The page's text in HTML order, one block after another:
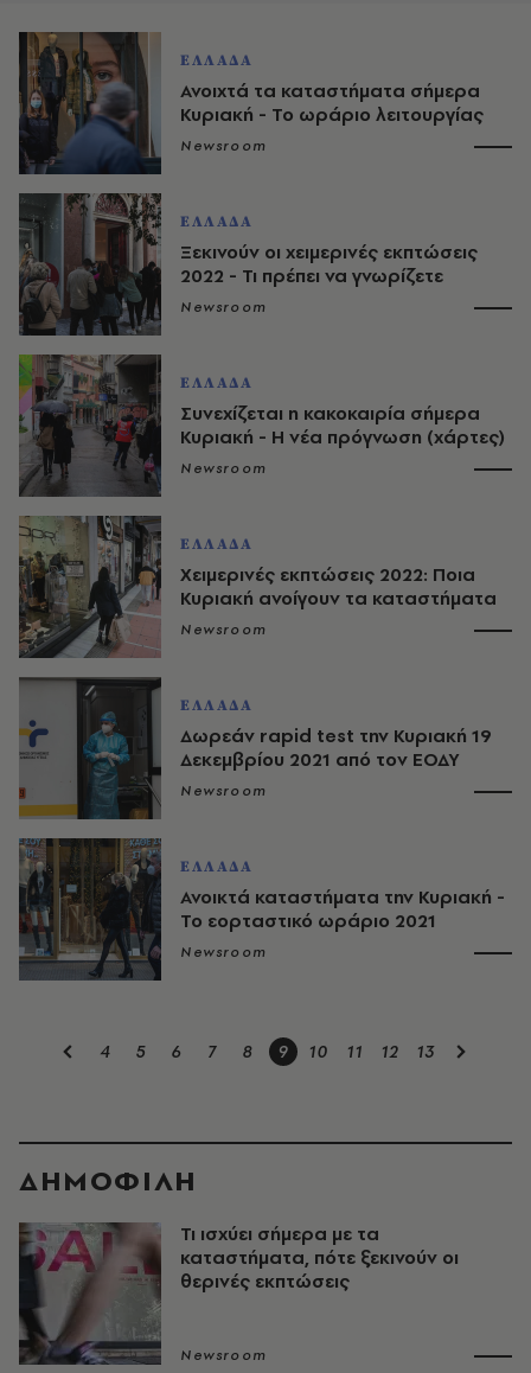
ΕΛΛΑΔΑ
Ανοιχτά τα καταστήματα σήμερα
Κυριακή - Το ωράριο λειτουργίας
Newsroom
ΕΛΛΑΔΑ
Ξεκινούν οι χειμερινές εκπτώσεις
2022 - Τι πρέπει να γνωρίζετε
Newsroom
ΕΛΛΑΔΑ
Συνεχίζεται η κακοκαιρία σήμερα
Κυριακή - Η νέα πρόγνωση (χάρτες)
Newsroom
ΕΛΛΑΔΑ
Χειμερινές εκπτώσεις 2022: Ποια
Κυριακή ανοίγουν τα καταστήματα
Newsroom
ΕΛΛΑΔΑ
Δωρεάν rapid test την Κυριακή 19
Δεκεμβρίου 2021 από τον ΕΟΔΥ
Newsroom
ΕΛΛΑΔΑ
Ανοικτά καταστήματα την Κυριακή -
Το εορταστικό ωράριο 2021
Newsroom
4 5 6 7 8 9 10 11 12 13
ΔΗΜΟΦΙΛΗ
Τι ισχύει σήμερα με τα
καταστήματα, πότε ξεκινούν οι
θερινές εκπτώσεις
Newsroom